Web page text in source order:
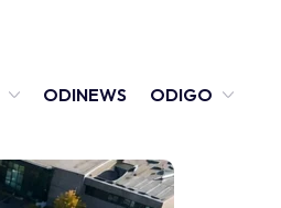
ODINEWS ODIGO